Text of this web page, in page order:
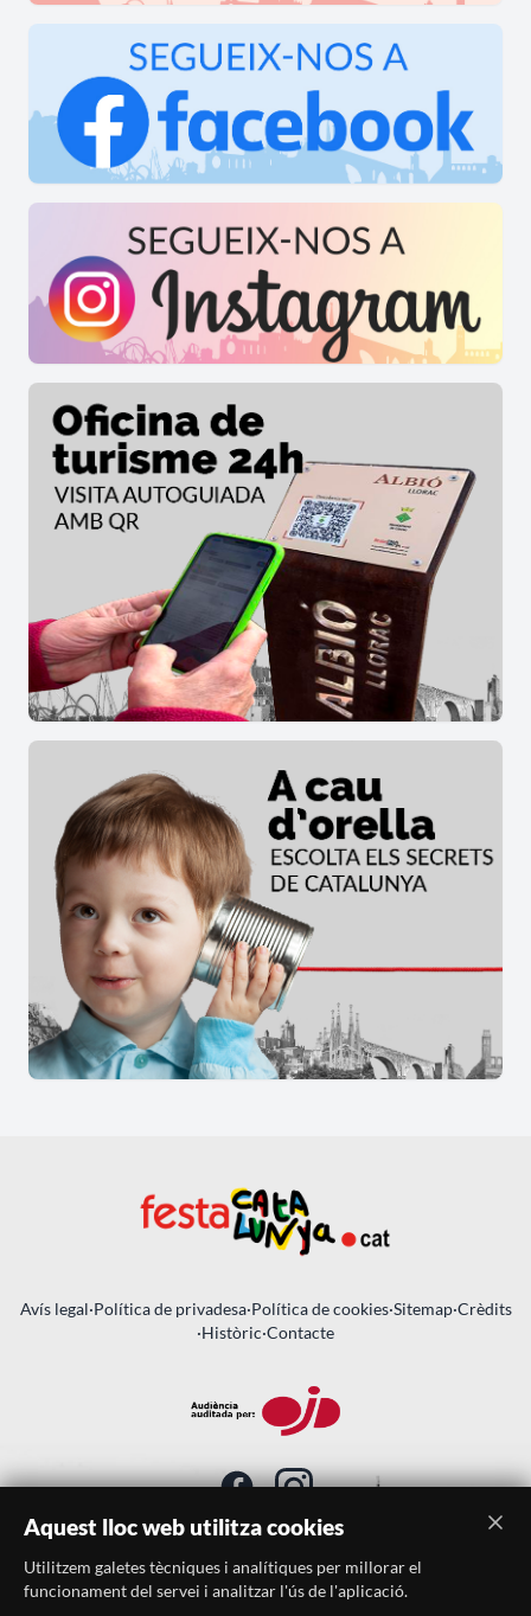
Avís legal·Política de privadesa·Política de cookies·Sitemap·Crèdits
·Històric·Contacte
SUBSCRIU-TE AL BUTLLETÍ
Aquest lloc web utilitza cookies
Utilitzem galetes tècniques i analítiques per millorar el
funcionament del servei i analitzar l'ús de l'aplicació.